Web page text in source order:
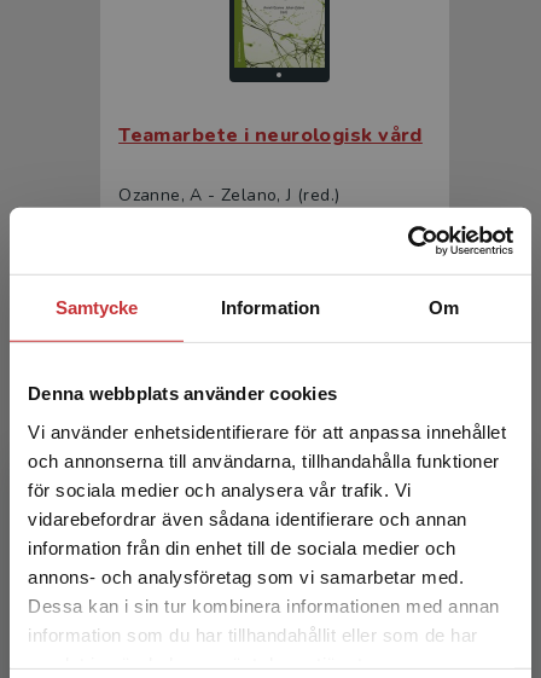
Samtycke Information Om
Denna webbplats använder cookies
Vi använder enhetsidentifierare för att anpassa innehållet
och annonserna till användarna, tillhandahålla funktioner
för sociala medier och analysera vår trafik. Vi
vidarebefordrar även sådana identifierare och annan
information från din enhet till de sociala medier och
annons- och analysföretag som vi samarbetar med.
Dessa kan i sin tur kombinera informationen med annan
information som du har tillhandahållit eller som de har
Begränsad fraktregion
Det verkar som att du besöker
Teamarbete i neurologisk vård
Ozanne, A - Zelano, J (red.)
Teamarbete i neurologisk vård
Ozanne, A - Zelano, J (red.)
Exkl. moms: 523 kr